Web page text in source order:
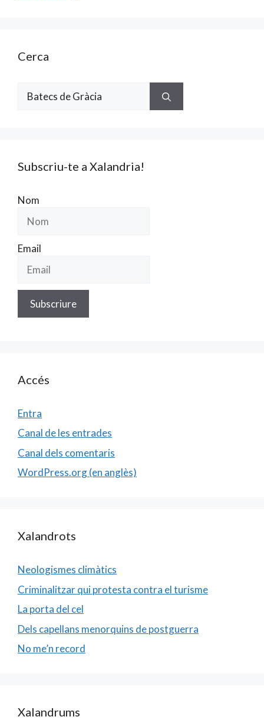
Cerca
Cerca:
Subscriu-te a Xalandria!
Nom
Email
Accés
Entra
Canal de les entrades
Canal dels comentaris
WordPress.org (en anglès)
Xalandrots
Neologismes climàtics
Criminalitzar qui protesta contra el turisme
La porta del cel
Dels capellans menorquins de postguerra
No me’n record
Xalandrums